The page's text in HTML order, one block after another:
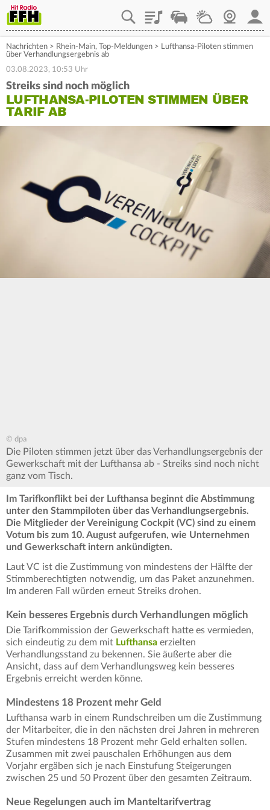
PlaylistStaupilotWetterWebcam
Nachrichten > Rhein-Main, Top-Meldungen > Lufthansa-Piloten stimmen
über Verhandlungsergebnis ab
03.08.2023, 10:53 Uhr
Streiks sind noch möglich
LUFTHANSA-PILOTEN STIMMEN ÜBER
TARIF AB
© dpa
Die Piloten stimmen jetzt über das Verhandlungsergebnis der
Gewerkschaft mit der Lufthansa ab - Streiks sind noch nicht
ganz vom Tisch.
Im Tarifkonflikt bei der Lufthansa beginnt die Abstimmung
unter den Stammpiloten über das Verhandlungsergebnis.
Die Mitglieder der Vereinigung Cockpit (VC) sind zu einem
Votum bis zum 10. August aufgerufen, wie Unternehmen
und Gewerkschaft intern ankündigten.
Laut VC ist die Zustimmung von mindestens der Hälfte der
Stimmberechtigten notwendig, um das Paket anzunehmen.
Im anderen Fall würden erneut Streiks drohen.
Kein besseres Ergebnis durch Verhandlungen möglich
Die Tarifkommission der Gewerkschaft hatte es vermieden,
sich eindeutig zu dem mit Lufthansa erzielten
Verhandlungsstand zu bekennen. Sie äußerte aber die
Ansicht, dass auf dem Verhandlungsweg kein besseres
Ergebnis erreicht werden könne.
Mindestens 18 Prozent mehr Geld
Lufthansa warb in einem Rundschreiben um die Zustimmung
der Mitarbeiter, die in den nächsten drei Jahren in mehreren
Stufen mindestens 18 Prozent mehr Geld erhalten sollen.
Zusammen mit zwei pauschalen Erhöhungen aus dem
Vorjahr ergäben sich je nach Einstufung Steigerungen
zwischen 25 und 50 Prozent über den gesamten Zeitraum.
Neue Regelungen auch im Manteltarifvertrag